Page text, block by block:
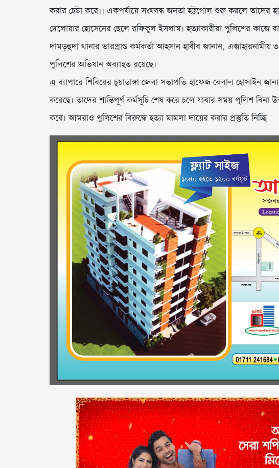
করার চেষ্টা করে।। একপর্যায়ে সংঘবদ্ধ জনতা হট্টগোল শুরু করলে তাদের
দেলোয়ার হোসেনের ছেলে রফিকুল ইসলাম। হত্যাকারীরা পুলিশের কাজে
দামড়হুদা থানার ভারপ্রাপ্ত কর্মকর্তা আহসান হাবীব জানান,
পুলিশের অভিযান অব্যাহত রয়েছে।
এ ব্যাপারে শিবিরের চুয়াডাঙ্গা জেলা সভাপতি হাফেজ বেলাল হোসাইন
করেছে। তাদের শান্তিপূর্ণ কর্মসূচি শেষ করে চলে যাবার সময় পুলিশ বিনা
করে। আমরাও পুলিশের বিরুদ্ধে হত্যা মামলা দায়ের করার প্রস্তুতি নিচ্ছি